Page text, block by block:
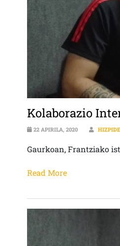
Kolaborazio
22 APIRILA, 2020
Gaurkoan, Frantziako
Read More